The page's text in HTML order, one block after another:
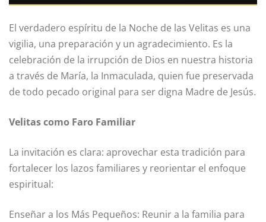
El verdadero espíritu de la Noche de las Velitas es una
vigilia, una preparación y un agradecimiento. Es la
celebración de la irrupción de Dios en nuestra historia
a través de María, la Inmaculada, quien fue preservada
de todo pecado original para ser digna Madre de Jesús.
Velitas como Faro Familiar
La invitación es clara: aprovechar esta tradición para
fortalecer los lazos familiares y reorientar el enfoque
espiritual:
Enseñar a los Más Pequeños: Reunir a la familia para